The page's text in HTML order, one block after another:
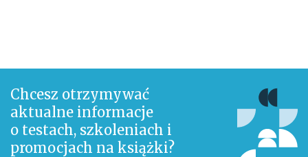
Chcesz otrzymywać
aktualne informacje
o testach, szkoleniach i
promocjach na książki?